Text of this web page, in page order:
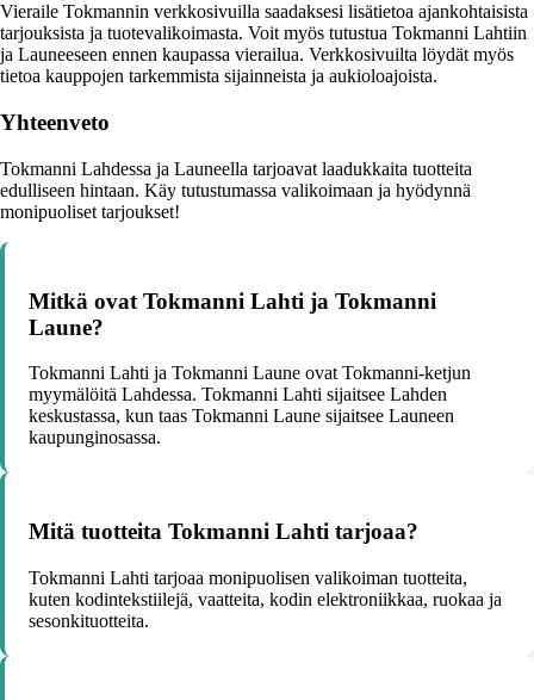
Vieraile Tokmannin verkkosivuilla saadaksesi lisätietoa ajankohtaisista
tarjouksista ja tuotevalikoimasta. Voit myös tutustua Tokmanni Lahtiin
ja Launeeseen ennen kaupassa vierailua. Verkkosivuilta löydät myös
tietoa kauppojen tarkemmista sijainneista ja aukioloajoista.
Yhteenveto
Tokmanni Lahdessa ja Launeella tarjoavat laadukkaita tuotteita
edulliseen hintaan. Käy tutustumassa valikoimaan ja hyödynnä
monipuoliset tarjoukset!
Mitkä ovat Tokmanni Lahti ja Tokmanni
Laune?
Tokmanni Lahti ja Tokmanni Laune ovat Tokmanni-ketjun
myymälöitä Lahdessa. Tokmanni Lahti sijaitsee Lahden
keskustassa, kun taas Tokmanni Laune sijaitsee Launeen
kaupunginosassa.
Mitä tuotteita Tokmanni Lahti tarjoaa?
Tokmanni Lahti tarjoaa monipuolisen valikoiman tuotteita,
kuten kodintekstiilejä, vaatteita, kodin elektroniikkaa, ruokaa ja
sesonkituotteita.